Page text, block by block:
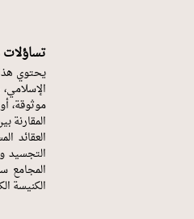
تساؤلات
يحتوي
موثوقة،
المقارنة
العقائد
التجسيد
المجامع
الكنيسة